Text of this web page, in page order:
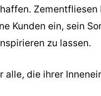
Zementfliesen
Kunden ein, sein
zu lassen.
die ihrer